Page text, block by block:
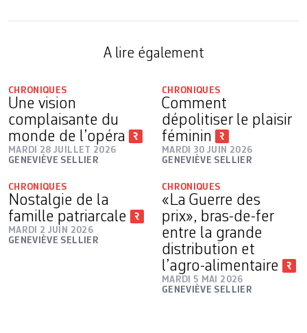
A lire également
CHRONIQUES
Une vision
complaisante du
monde de l’opéra
MARDI 28 JUILLET 2026
GENEVIÈVE SELLIER
CHRONIQUES
Comment
dépolitiser le plaisir
féminin
MARDI 30 JUIN 2026
GENEVIÈVE SELLIER
CHRONIQUES
Nostalgie de la
famille patriarcale
MARDI 2 JUIN 2026
GENEVIÈVE SELLIER
CHRONIQUES
«La Guerre des
prix», bras-de-fer
entre la grande
distribution et
l’agro-alimentaire
MARDI 5 MAI 2026
GENEVIÈVE SELLIER